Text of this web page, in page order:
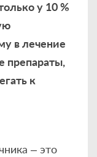
у 10 %
в лечение
препараты,
к
– это